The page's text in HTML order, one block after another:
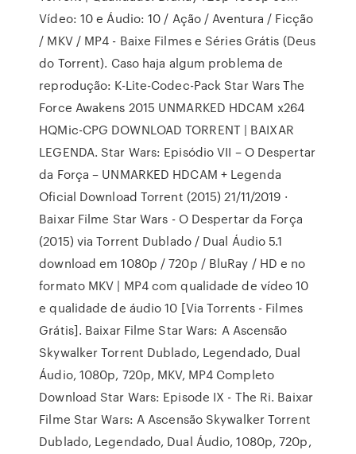
Vídeo: 10 e Áudio: 10 / Ação / Aventura / Ficção
/ MKV / MP4 - Baixe Filmes e Séries Grátis (Deus
do Torrent). Caso haja algum problema de
reprodução: K-Lite-Codec-Pack Star Wars The
Force Awakens 2015 UNMARKED HDCAM x264
HQMic-CPG DOWNLOAD TORRENT | BAIXAR
LEGENDA. Star Wars: Episódio VII – O Despertar
da Força – UNMARKED HDCAM + Legenda
Oficial Download Torrent (2015) 21/11/2019 ·
Baixar Filme Star Wars - O Despertar da Força
(2015) via Torrent Dublado / Dual Áudio 5.1
download em 1080p / 720p / BluRay / HD e no
formato MKV | MP4 com qualidade de vídeo 10
e qualidade de áudio 10 [Via Torrents - Filmes
Grátis]. Baixar Filme Star Wars: A Ascensão
Skywalker Torrent Dublado, Legendado, Dual
Áudio, 1080p, 720p, MKV, MP4 Completo
Download Star Wars: Episode IX - The Ri. Baixar
Filme Star Wars: A Ascensão Skywalker Torrent
Dublado, Legendado, Dual Áudio, 1080p, 720p,